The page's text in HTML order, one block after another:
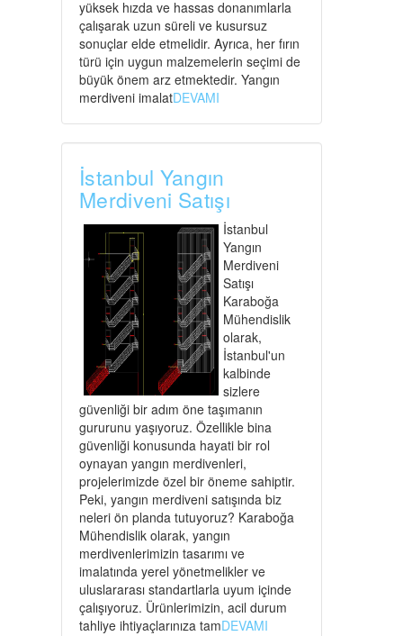
yüksek hızda ve hassas donanımlarla
çalışarak uzun süreli ve kusursuz
sonuçlar elde etmelidir. Ayrıca, her fırın
türü için uygun malzemelerin seçimi de
büyük önem arz etmektedir. Yangın
merdiveni imalatDEVAMI
İstanbul Yangın
Merdiveni Satışı
İstanbul
Yangın
Merdiveni
Satışı
Karaboğa
Mühendislik
olarak,
İstanbul'un
kalbinde
sizlere
güvenliği bir adım öne taşımanın
gururunu yaşıyoruz. Özellikle bina
güvenliği konusunda hayati bir rol
oynayan yangın merdivenleri,
projelerimizde özel bir öneme sahiptir.
Peki, yangın merdiveni satışında biz
neleri ön planda tutuyoruz? Karaboğa
Mühendislik olarak, yangın
merdivenlerimizin tasarımı ve
imalatında yerel yönetmelikler ve
uluslararası standartlarla uyum içinde
çalışıyoruz. Ürünlerimizin, acil durum
tahliye ihtiyaçlarınıza tamDEVAMI